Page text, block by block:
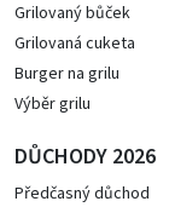
Grilovaný bůček
Grilovaná cuketa
Burger na grilu
Výběr grilu
DŮCHODY 2026
Předčasný důchod